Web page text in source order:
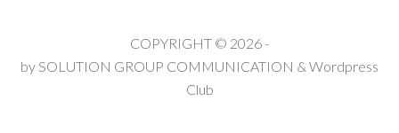
COPYRIGHT © 2026 -
bySOLUTION GROUP COMMUNICATION & Wordpress
Club